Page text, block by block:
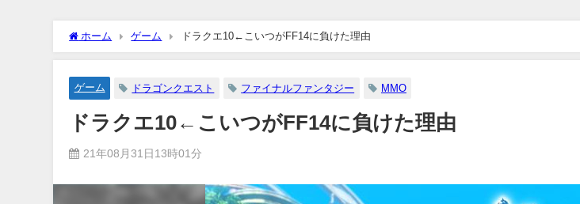
ホーム ゲーム ドラクエ10←こいつがFF14に負けた理由
ゲーム ドラゴンクエスト ファイナルファンタジー MMO
ドラクエ10←こいつがFF14に負けた理由
21年08月31日13時01分